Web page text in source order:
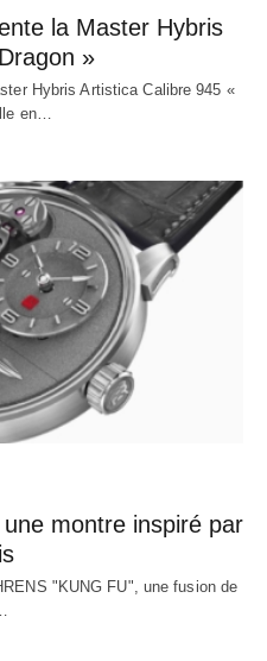
la Master Hybris
»
Hybris Artistica Calibre 945 «
en…
montre inspiré par
"KUNG FU", une fusion de